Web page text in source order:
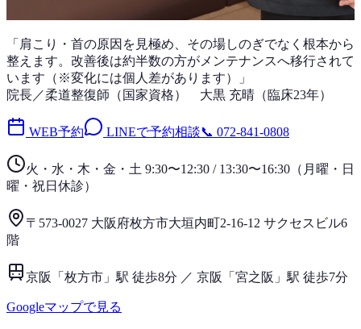
「 肩こり・首の原因を見極め、その場しのぎでなく根本から
整えます。改善後は約半数の方がメンテナンスへ移行されて
います（※変化には個人差があります）」
院長／柔道整復師（国家資格）
大黒 充晴 （臨床23年）
WEB予約 LINEで予約相談📞 072-841-0808
火・水・木・金・土 9:30〜12:30 / 13:30〜16:30 （ 月曜・日
曜・祝日 休診）
〒573-0027 大阪府枚方市大垣内町2-16-12 サクセスビル6
階
京阪「枚方市」駅 徒歩8分 ／ 京阪「宮之阪」駅 徒歩7分
Googleマップで見る